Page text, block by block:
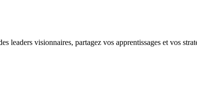
leaders visionnaires, partagez vos apprentissages et vos